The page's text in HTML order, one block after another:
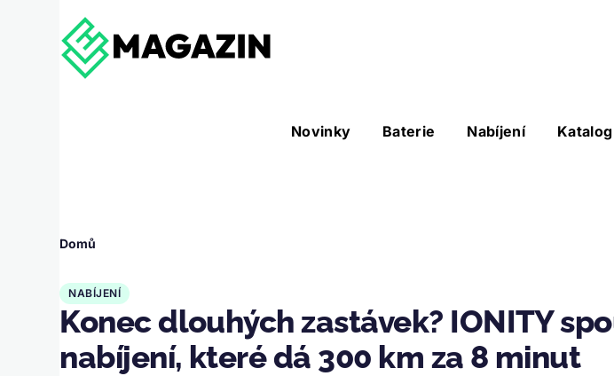
Hlavní
Novinky Baterie Nabíjení
Nástroje sub-navigation
Drobečková
navigace
Domů
NABÍJENÍ
Konec dlouhých zastávek? IONITY
nabíjení, které dá 300 km za 8 minut